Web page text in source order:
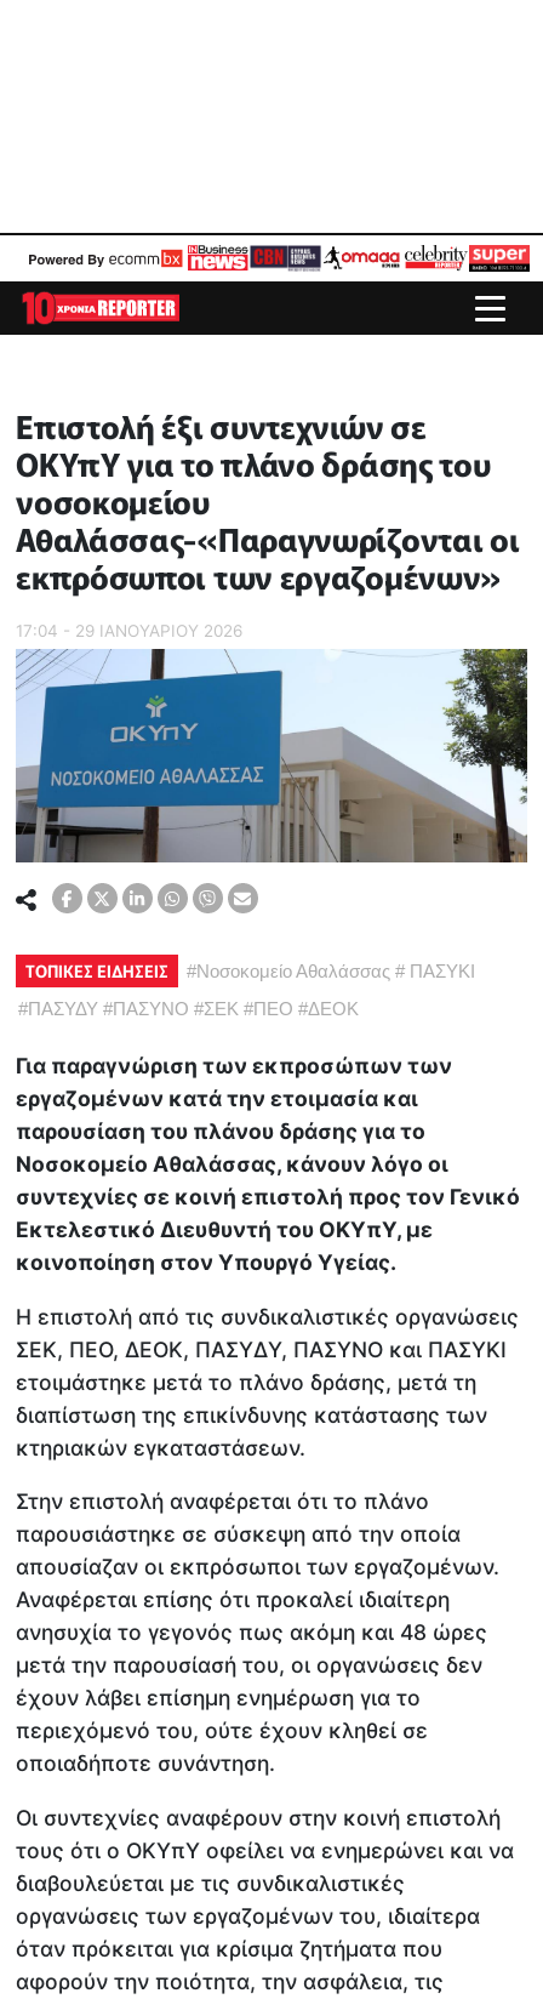
Επιστολή έξι συντεχνιών σε
ΟΚΥπΥ για το πλάνο δράσης του
νοσοκομείου
Αθαλάσσας-«Παραγνωρίζονται οι
εκπρόσωποι των εργαζομένων»
17:04 - 29 ΙΑΝΟΥΑΡΙΟΥ 2026
ΤΟΠΙΚΕΣ ΕΙΔΗΣΕΙΣ #Νοσοκομείο Αθαλάσσας # ΠΑΣΥΚΙ
#ΠΑΣΥΔΥ #ΠΑΣΥΝΟ #ΣΕΚ #ΠΕΟ #ΔΕΟΚ
Για παραγνώριση των εκπροσώπων των
εργαζομένων κατά την ετοιμασία και
παρουσίαση του πλάνου δράσης για το
Νοσοκομείο Αθαλάσσας, κάνουν λόγο οι
συντεχνίες σε κοινή επιστολή προς τον Γενικό
Εκτελεστικό Διευθυντή του ΟΚΥπΥ, με
κοινοποίηση στον Υπουργό Υγείας.
Η επιστολή από τις συνδικαλιστικές οργανώσεις
ΣΕΚ, ΠΕΟ, ΔΕΟΚ, ΠΑΣΥΔΥ, ΠΑΣΥΝΟ και ΠΑΣΥΚΙ
ετοιμάστηκε μετά το πλάνο δράσης, μετά τη
διαπίστωση της επικίνδυνης κατάστασης των
κτηριακών εγκαταστάσεων.
Στην επιστολή αναφέρεται ότι το πλάνο
παρουσιάστηκε σε σύσκεψη από την οποία
απουσίαζαν οι εκπρόσωποι των εργαζομένων.
Αναφέρεται επίσης ότι προκαλεί ιδιαίτερη
ανησυχία το γεγονός πως ακόμη και 48 ώρες
μετά την παρουσίασή του, οι οργανώσεις δεν
έχουν λάβει επίσημη ενημέρωση για το
περιεχόμενό του, ούτε έχουν κληθεί σε
οποιαδήποτε συνάντηση.
Οι συντεχνίες αναφέρουν στην κοινή επιστολή
τους ότι ο ΟΚΥπΥ οφείλει να ενημερώνει και να
διαβουλεύεται με τις συνδικαλιστικές
οργανώσεις των εργαζομένων του, ιδιαίτερα
όταν πρόκειται για κρίσιμα ζητήματα που
αφορούν την ποιότητα, την ασφάλεια, τις